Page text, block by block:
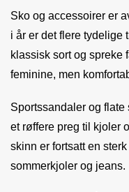
Sko og accessoirer er
i år er det flere tydelige
klassisk sort og spreke
feminine, men
Sportssandaler og
et røffere preg til kjoler
skinn er fortsatt en
sommerkjoler og jeans.